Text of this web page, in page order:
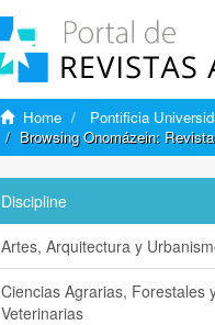
Home Pontificia
Browsing Onomázein:
Discipline
Artes, Arquitectura y
Ciencias Agrarias, Forestales
Veterinarias